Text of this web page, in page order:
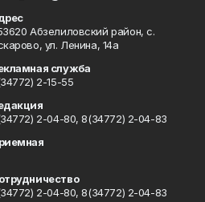
Абзелиловский район, с.
ул. Ленина, 14а
служба
2-15-55
2-04-80, 8(34772) 2-04-83
2-04-80, 8(34772) 2-04-83